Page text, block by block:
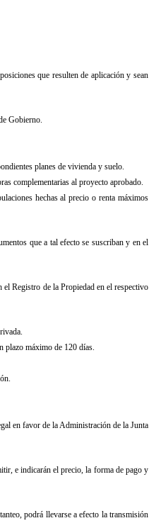
que resulten de aplicación y sean
Gobierno.
planes de vivienda y suelo.
complementarias al proyecto aprobado.
hechas al precio o renta máximos
que a tal efecto se suscriban y en el
el Registro de la Propiedaden el respectivo
plazo máximo de 120 días.
en favor de la Administración de la Junta
e indicarán el precio, la forma de pago y
podrá llevarse a efecto la transmisión